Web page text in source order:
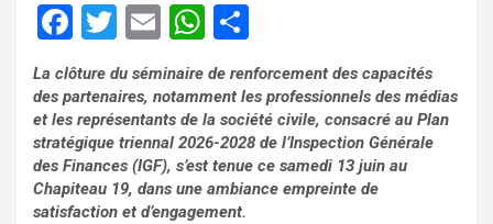
F
a
ce
b
o
o
T
wi
tt
er
E
m
ail
W
h
at
s
A
p
ar
ta
g
er
La clôture du séminaire de renforcement des capacités
des partenaires, notamment les professionnels des médias
et les représentants de la société civile, consacré au Plan
stratégique triennal 2026-2028 de l’Inspection Générale
des Finances (IGF), s’est tenue ce samedi 13 juin au
Chapiteau 19, dans une ambiance empreinte de
satisfaction et d’engagement.